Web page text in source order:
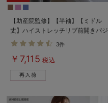
【助産院監修】【半袖】【ミドル
丈】ハイストレッチリブ前開きパジ
ャマ マタニティ・授乳パジャマ
【出産後も長く使える】
3件
￥7,115 税込